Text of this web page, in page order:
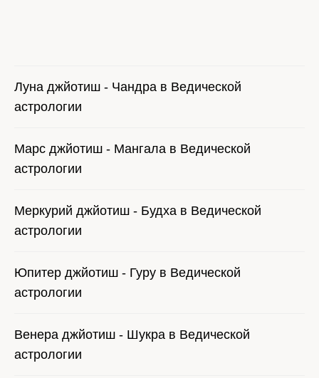
Луна джйотиш - Чандра в Ведической
астрологии
Марс джйотиш - Мангала в Ведической
астрологии
Меркурий джйотиш - Будха в Ведической
астрологии
Юпитер джйотиш - Гуру в Ведической
астрологии
Венера джйотиш - Шукра в Ведической
астрологии